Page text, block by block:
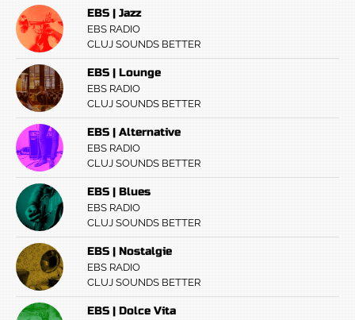
EBS | Jazz
EBS RADIO
CLUJ SOUNDS BETTER
EBS | Lounge
EBS RADIO
CLUJ SOUNDS BETTER
EBS | Alternative
EBS RADIO
CLUJ SOUNDS BETTER
EBS | Blues
EBS RADIO
CLUJ SOUNDS BETTER
EBS | Nostalgie
EBS RADIO
CLUJ SOUNDS BETTER
EBS | Dolce Vita